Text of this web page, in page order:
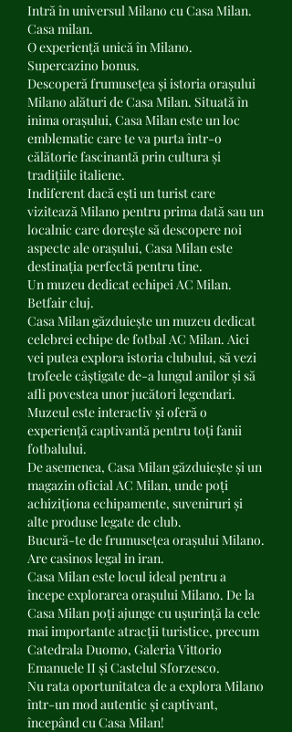
Intră în universul Milano cu Casa Milan.
Casa milan.
O experiență unică în Milano.
Supercazino bonus.
Descoperă frumusețea și istoria orașului
Milano alături de Casa Milan. Situată în
inima orașului, Casa Milan este un loc
emblematic care te va purta într-o
călătorie fascinantă prin cultura și
tradițiile italiene.
Indiferent dacă ești un turist care
vizitează Milano pentru prima dată sau un
localnic care dorește să descopere noi
aspecte ale orașului, Casa Milan este
destinația perfectă pentru tine.
Un muzeu dedicat echipei AC Milan.
Betfair cluj.
Casa Milan găzduiește un muzeu dedicat
celebrei echipe de fotbal AC Milan. Aici
vei putea explora istoria clubului, să vezi
trofeele câștigate de-a lungul anilor și să
afli povestea unor jucători legendari.
Muzeul este interactiv și oferă o
experiență captivantă pentru toți fanii
fotbalului.
De asemenea, Casa Milan găzduiește și un
magazin oficial AC Milan, unde poți
achiziționa echipamente, suveniruri și
alte produse legate de club.
Bucură-te de frumusețea orașului Milano.
Are casinos legal in iran.
Casa Milan este locul ideal pentru a
începe explorarea orașului Milano. De la
Casa Milan poți ajunge cu ușurință la cele
mai importante atracții turistice, precum
Catedrala Duomo, Galeria Vittorio
Emanuele II și Castelul Sforzesco.
Nu rata oportunitatea de a explora Milano
într-un mod autentic și captivant,
începând cu Casa Milan!